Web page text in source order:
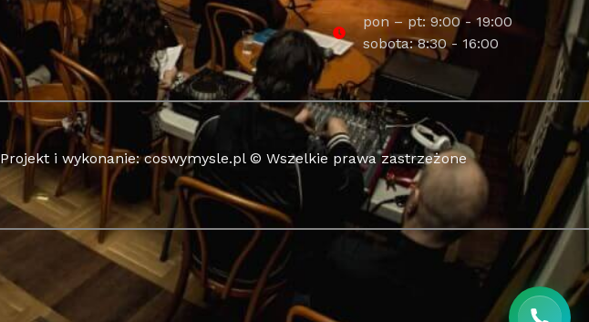
pon – pt: 9:00 - 19:00
sobota: 8:30 - 16:00
Projekt i wykonanie: coswymysle.pl © Wszelkie prawa zastrzeżone